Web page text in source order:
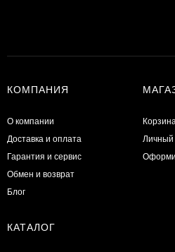
КОМПАНИЯ
О компании
Доставка и оплата
Гарантия и сервис
Обмен и возврат
Блог
Личный
КАТАЛОГ